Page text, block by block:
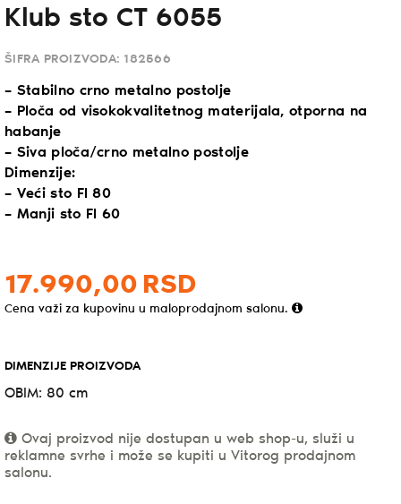
Klub sto CT 6055
ŠIFRA PROIZVODA: 182566
– Stabilno crno metalno postolje
– Ploča od visokokvalitetnog materijala, otporna na
habanje
– Siva ploča/crno metalno postolje
Dimenzije:
– Veći sto FI 80
– Manji sto FI 60
17.990,00 RSD
Cena važi za kupovinu u maloprodajnom salonu.
DIMENZIJE PROIZVODA
OBIM: 80 cm
Ovaj proizvod nije dostupan u web shop-u, služi u
reklamne svrhe i može se kupiti u Vitorog prodajnom
salonu.